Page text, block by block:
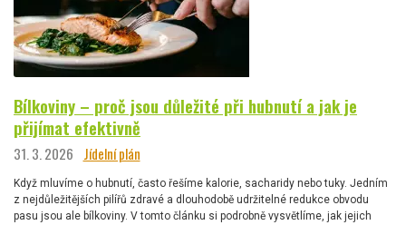
Bílkoviny – proč jsou důležité při hubnutí a jak je
přijímat efektivně
31. 3. 2026 Jídelní plán
Když mluvíme o hubnutí, často řešíme kalorie, sacharidy nebo tuky. Jedním
z nejdůležitějších pilířů zdravé a dlouhodobě udržitelné redukce obvodu
pasu jsou ale bílkoviny. V tomto článku si podrobně vysvětlíme, jak jejich